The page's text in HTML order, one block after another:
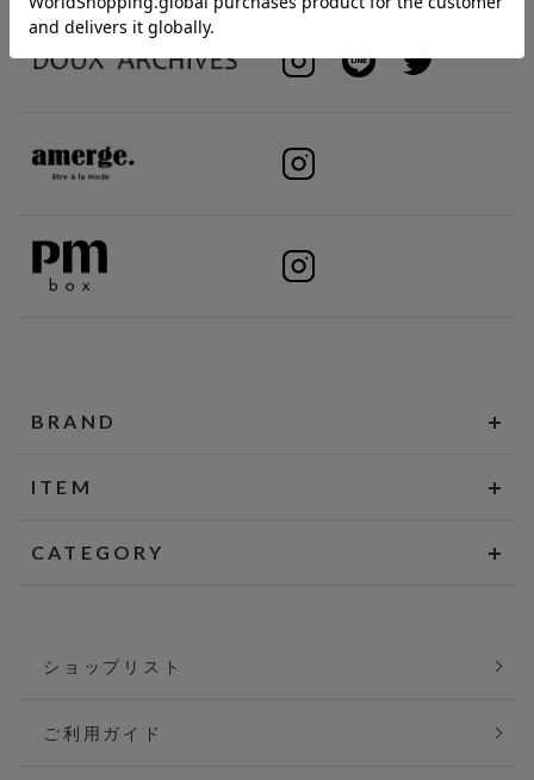
BRAND
ITEM
CATEGORY
ショップリスト
ご利用ガイド